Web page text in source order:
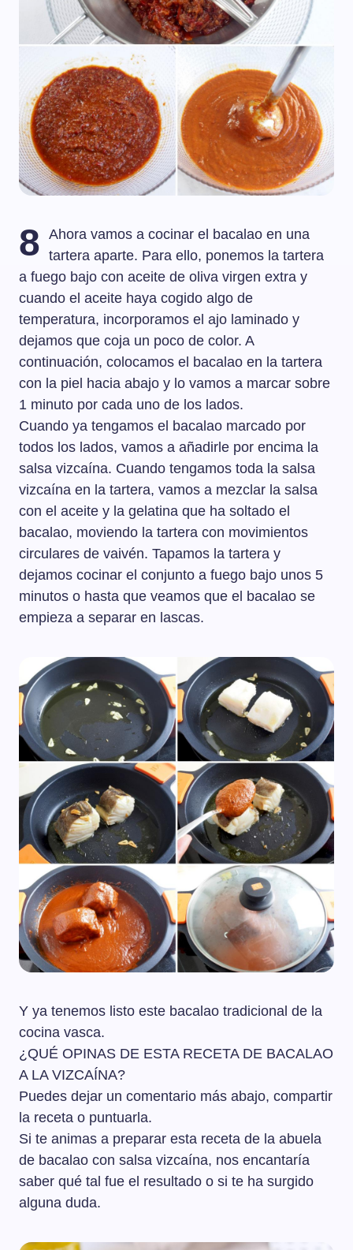
8
Ahora vamos a cocinar el bacalao en una
tartera aparte. Para ello, ponemos la tartera
a fuego bajo con aceite de oliva virgen extra y
cuando el aceite haya cogido algo de
temperatura, incorporamos el ajo laminado y
dejamos que coja un poco de color. A
continuación, colocamos el bacalao en la tartera
con la piel hacia abajo y lo vamos a marcar sobre
1 minuto por cada uno de los lados.
Cuando ya tengamos el bacalao marcado por
todos los lados, vamos a añadirle por encima la
salsa vizcaína. Cuando tengamos toda la salsa
vizcaína en la tartera, vamos a mezclar la salsa
con el aceite y la gelatina que ha soltado el
bacalao, moviendo la tartera con movimientos
circulares de vaivén. Tapamos la tartera y
dejamos cocinar el conjunto a fuego bajo unos 5
minutos o hasta que veamos que el bacalao se
empieza a separar en lascas.
Y ya tenemos listo este bacalao tradicional de la
cocina vasca.
¿QUÉ OPINAS DE ESTA RECETA DE BACALAO
A LA VIZCAÍNA?
Puedes dejar un comentario más abajo, compartir
la receta o puntuarla.
Si te animas a preparar esta receta de la abuela
de bacalao con salsa vizcaína, nos encantaría
saber qué tal fue el resultado o si te ha surgido
alguna duda.